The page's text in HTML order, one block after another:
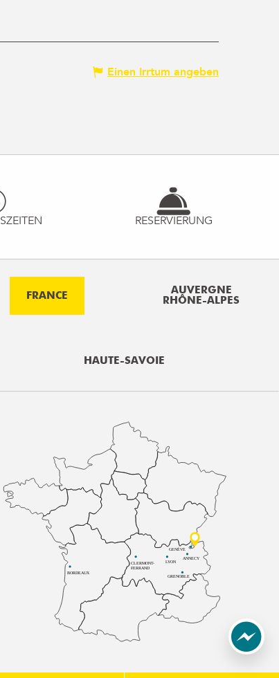
Einen Irrtum angeben
RESERVIERUNG
FRANCE
AUVERGNE
RHÔNE-ALPES
HAUTE-SAVOIE
BORDEAUX
CLERMONT-
FERRAND
LYON
ANNECY
GRENOBLE
GENÈVE